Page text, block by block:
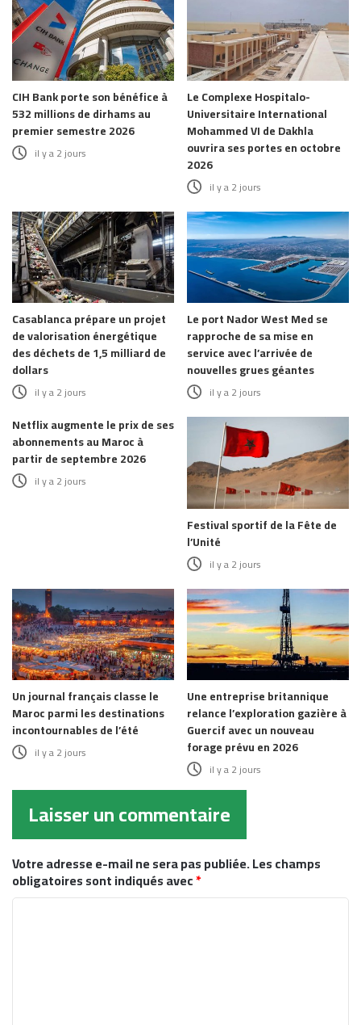
CIH Bank porte son bénéfice à
532 millions de dirhams au
premier semestre 2026
il y a 2 jours
Le Complexe Hospitalo-
Universitaire International
Mohammed VI de Dakhla
ouvrira ses portes en octobre
2026
il y a 2 jours
Casablanca prépare un projet
de valorisation énergétique
des déchets de 1,5 milliard de
dollars
il y a 2 jours
Le port Nador West Med se
rapproche de sa mise en
service avec l’arrivée de
nouvelles grues géantes
il y a 2 jours
Netflix augmente le prix de ses
abonnements au Maroc à
partir de septembre 2026
il y a 2 jours
Festival sportif de la Fête de
l’Unité
il y a 2 jours
Un journal français classe le
Maroc parmi les destinations
incontournables de l’été
il y a 2 jours
Une entreprise britannique
relance l’exploration gazière à
Guercif avec un nouveau
forage prévu en 2026
il y a 2 jours
Laisser un commentaire
Votre adresse e-mail ne sera pas publiée.Les champs
obligatoires sont indiqués avec*